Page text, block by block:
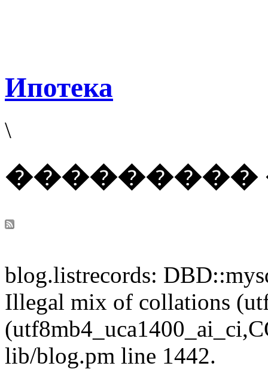
Ипотека
\
���������
blog.listrecords:
Illegal mix of collations
lib/blog.pm line 1442.